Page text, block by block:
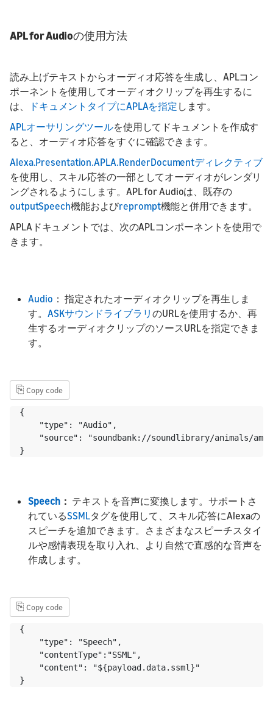
APL for Audioの使用方法
読み上げテキストからオーディオ応答を生成し、APLコン
ポーネントを使用してオーディオクリップを再生するに
は、
ドキュメントタイプにAPLAを指定 します。
APLオーサリングツールを使用してドキュメントを作成す
ると、オーディオ応答をすぐに確認できます。
Alexa.Presentation.APLA.RenderDocumentディレクティブ
を使用し、スキル応答の一部としてオーディオがレンダリ
ングされるようにします。APL for Audioは、既存の
outputSpeech機能およびreprompt機能と併用できます。
APLAドキュメントでは、次のAPLコンポーネントを使用で
きます。
Audio ： 指定されたオーディオクリップを再生しま
す。 ASKサウンドライブラリ のURLを使用するか、再
生するオーディオクリップのソースURLを指定できま
す。
⎘ Copy code
{
    "type": "Audio",
"source": "soundbank://soundlibrary/animals/
Speech ： テキストを音声に変換します。サポートさ
れているSSMLタグを使用して、スキル応答にAlexaの
スピーチを追加できます。さまざまなスピーチスタイ
ルや感情表現を取り入れ、より自然で直感的な音声を
作成します。
⎘ Copy code
{
    "type": "Speech",
    "contentType":"SSML",
    "content": "${payload.data.ssml}"
}